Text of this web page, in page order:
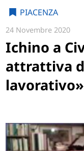
PIACENZA
24 Novembre 2020
Ichino a
attrattiva
lavorativo»